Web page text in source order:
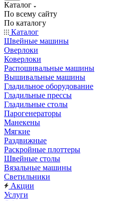
Каталог
По всему сайту
По каталогу
Каталог
Швейные машины
Оверлоки
Коверлоки
Распошивальные машины
Вышивальные машины
Гладильное оборудование
Гладильные прессы
Гладильные столы
Парогенераторы
Манекены
Мягкие
Раздвижные
Раскройные плоттеры
Швейные столы
Вязальные машины
Светильники
Акции
Услуги